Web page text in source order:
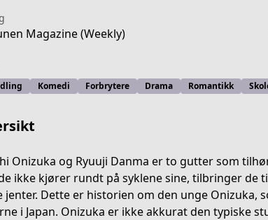
42e1-b49c-bbb50a8befdd
Magazine (Weekly)
Komedi Forbrytere Drama Romantikk
Onizuka og Ryuuji Danma er to gutter som
ikke kjører rundt på syklene sine, tilbringer de
jenter. Dette er historien om den unge Onizuka,
i Japan. Onizuka er ikke akkurat den typiske